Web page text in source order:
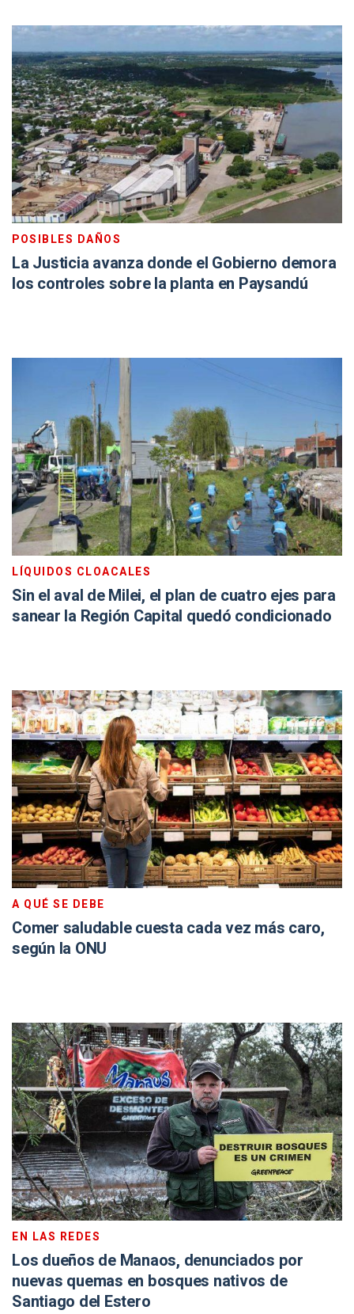
POSIBLES DAÑOS
La Justicia avanza donde el Gobierno demora
los controles sobre la planta en Paysandú
LÍQUIDOS CLOACALES
Sin el aval de Milei, el plan de cuatro ejes para
sanear la Región Capital quedó condicionado
A QUÉ SE DEBE
Comer saludable cuesta cada vez más caro,
según la ONU
EN LAS REDES
Los dueños de Manaos, denunciados por
nuevas quemas en bosques nativos de
Santiago del Estero